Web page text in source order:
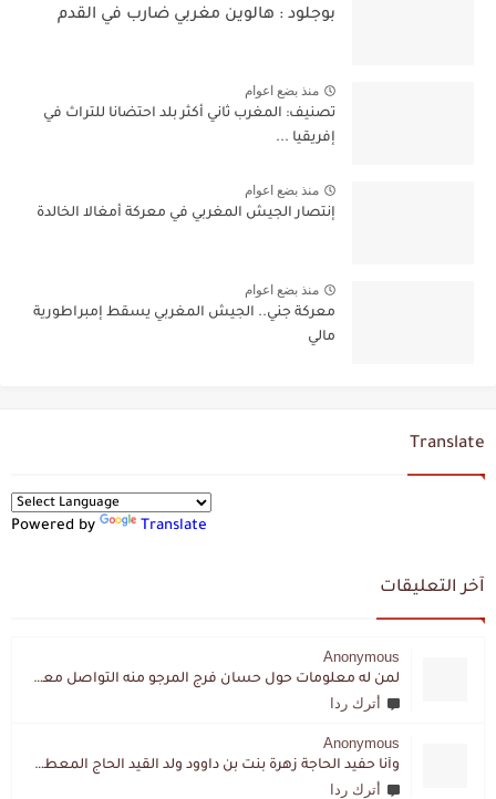
بوجلود : هالوين مغربي ضارب في القدم
منذ بضع اعوام
تصنيف: المغرب ثاني أكثر بلد احتضانا للتراث في
إفريقيا ...
منذ بضع اعوام
إنتصار الجيش المغربي في معركة أمغالا الخالدة
منذ بضع اعوام
معركة جني.. الجيش المغربي يسقط إمبراطورية
مالي
Translate
Powered by Translate
آخر التعليقات
Anonymous
لمن له معلومات حول حسان فرج المرجو منه التواصل معي لقد اختفى تماما و كانت لي به علاقة تواصل خاصة
أترك ردا
Anonymous
وأنا حفيد الحاجة زهرة بنت بن داوود ولد القيد الحاج المعطي المزمزي . ولا نمتلك من إرثه شيئا .
أترك ردا